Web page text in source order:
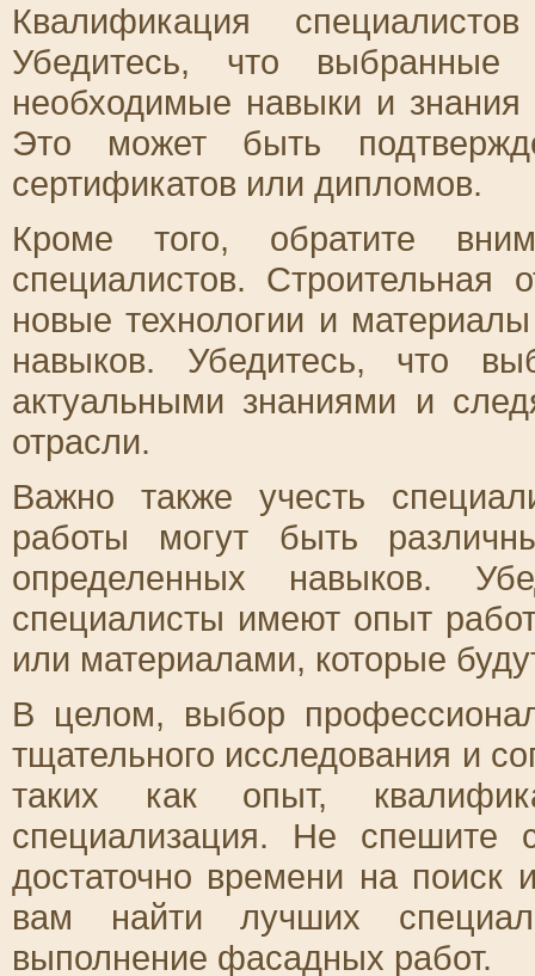
Квалификация
Убедитесь, что
необходимые навыки и
Это может быть
сертификатов или дипломов.
Кроме того, обратите
специалистов. Строительная
новые технологии и
навыков. Убедитесь, что
актуальными знаниями и
отрасли.
Важно также учесть
работы могут быть
определенных навыков.
специалисты имеют опыт
или материалами, которые
В целом, выбор
тщательного исследования и
таких как опыт,
специализация. Не спешите
достаточно времени на поиск
вам найти лучших
выполнение фасадных работ.